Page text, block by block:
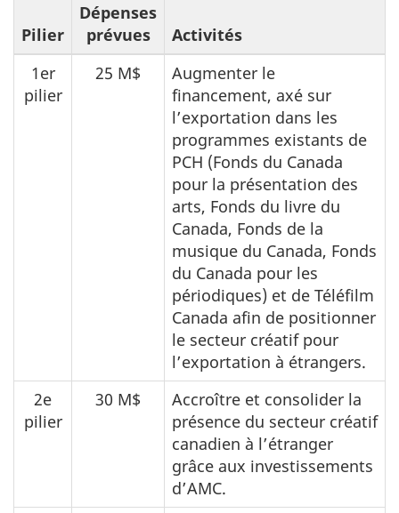
Pilier
Dépenses
prévues
Activités
1er
pilier
25 M$
Augmenter le
financement, axé sur
l’exportation dans les
programmes existants de
PCH (Fonds du Canada
pour la présentation des
arts, Fonds du livre du
Canada, Fonds de la
musique du Canada, Fonds
du Canada pour les
périodiques) et de Téléfilm
Canada afin de positionner
le secteur créatif pour
l’exportation à étrangers.
2e
pilier
30 M$
Accroître et consolider la
présence du secteur créatif
canadien à l’étranger
grâce aux investissements
d’AMC.